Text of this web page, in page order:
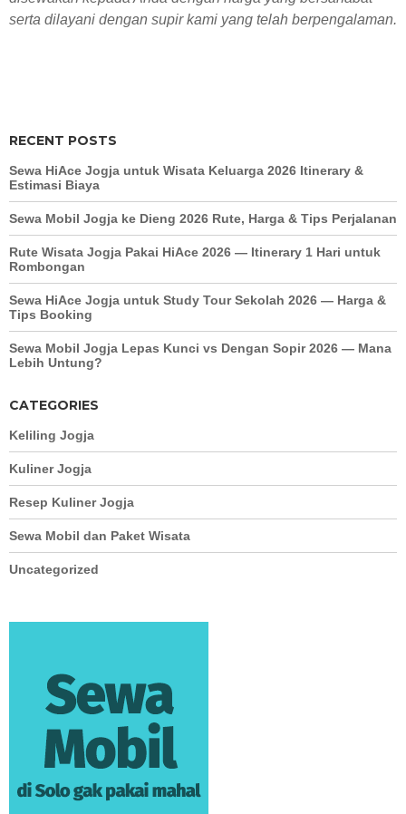
RECENT POSTS
Sewa HiAce Jogja untuk Wisata Keluarga 2026 Itinerary &
Estimasi Biaya
Sewa Mobil Jogja ke Dieng 2026 Rute, Harga & Tips Perjalanan
Rute Wisata Jogja Pakai HiAce 2026 — Itinerary 1 Hari untuk
Rombongan
Sewa HiAce Jogja untuk Study Tour Sekolah 2026 — Harga &
Tips Booking
Sewa Mobil Jogja Lepas Kunci vs Dengan Sopir 2026 — Mana
Lebih Untung?
CATEGORIES
Keliling Jogja
Kuliner Jogja
Resep Kuliner Jogja
Sewa Mobil dan Paket Wisata
Uncategorized
serta dilayani dengan supir kami yang telah berpengalaman.